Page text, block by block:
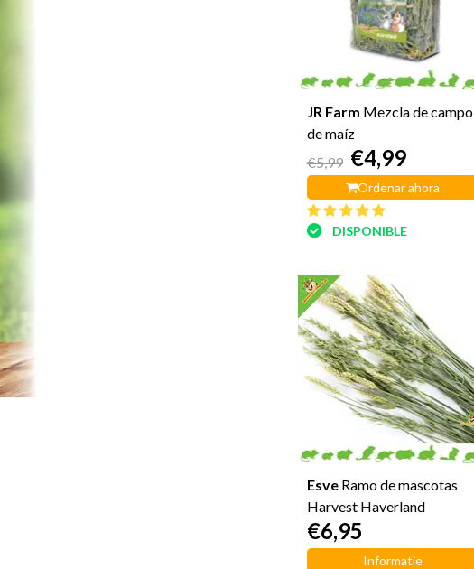
JR Farm Mezcla de campo
de maíz
€5,99 €4,99
Ordenar ahora
DISPONIBLE
Esve Ramo de mascotas
Harvest Haverland
€6,95
Informatie